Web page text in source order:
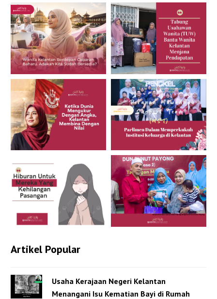
Artikel Popular
Usaha Kerajaan Negeri Kelantan
Menangani Isu Kematian Bayi di Rumah